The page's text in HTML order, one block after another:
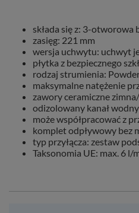
składa się z: 3-
zasięg: 221 mm
wersja uchwytu: uchwyt
płytka z bezpiecznego
rodzaj strumienia:
maksymalne natężenie
zawory ceramiczne
odizolowany kanał
może współpracować z
komplet odpływowy bez
typ przyłącza: zestaw
Taksonomia UE: max. 6 l/